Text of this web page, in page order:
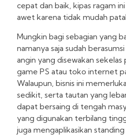
cepat dan baik, kipas ragam ini
awet karena tidak mudah
Mungkin bagi sebagian yang
namanya saja sudah
angin yang disewakan sekelas
game PS atau toko internet
Walaupun, bisnis ini
sedikit, serta tautan yang
dapat bersaing di tengah
yang digunakan terbilang
juga mengaplikasikan